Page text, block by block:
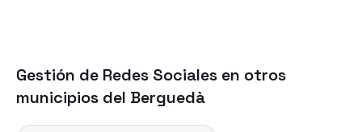
Gestión de Redes Sociales en otros
municipios del Berguedà